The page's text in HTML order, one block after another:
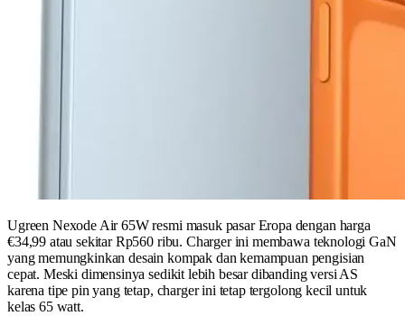
Ugreen Nexode Air 65W resmi masuk pasar Eropa dengan harga
€34,99 atau sekitar Rp560 ribu. Charger ini membawa teknologi GaN
yang memungkinkan desain kompak dan kemampuan pengisian
cepat. Meski dimensinya sedikit lebih besar dibanding versi AS
karena tipe pin yang tetap, charger ini tetap tergolong kecil untuk
kelas 65 watt.